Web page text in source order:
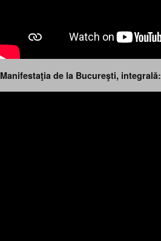
Manifestaţia de la Bucureşti, integrală: